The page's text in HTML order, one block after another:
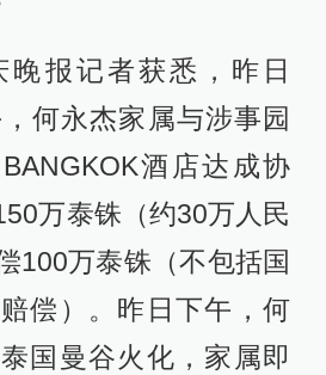
报记者获悉，昨日
，何永杰家属与涉事园
酒店达成协
万泰铢（约30万人民
100万泰铢（不包括国
偿）。昨日下午，何
国曼谷火化，家属即